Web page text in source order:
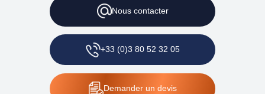
Nouscontacter
+33 (0)3 80 52 32 05
Demanderun devis